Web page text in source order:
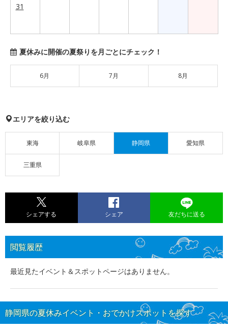
31
夏休みに開催の夏祭りを月ごとにチェック！
6月 7月 8月
エリアを絞り込む
東海 岐阜県 静岡県 愛知県
三重県
シェアする シェア 友だちに送る
閲覧履歴
最近見たイベント＆スポットページはありません。
静岡県の夏休みイベント・おでかけスポットを探す